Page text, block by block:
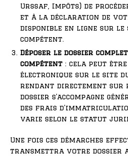
Urssaf, Impôts) de
et à la déclaration de
disponible en ligne sur le
compétent.
Déposer le dossier complet
compétent : cela peut
électronique sur le site du
rendant directement sur
dossier s’accompagne
des frais
varie selon le statut
Une fois ces démarches
transmettra votre dossier